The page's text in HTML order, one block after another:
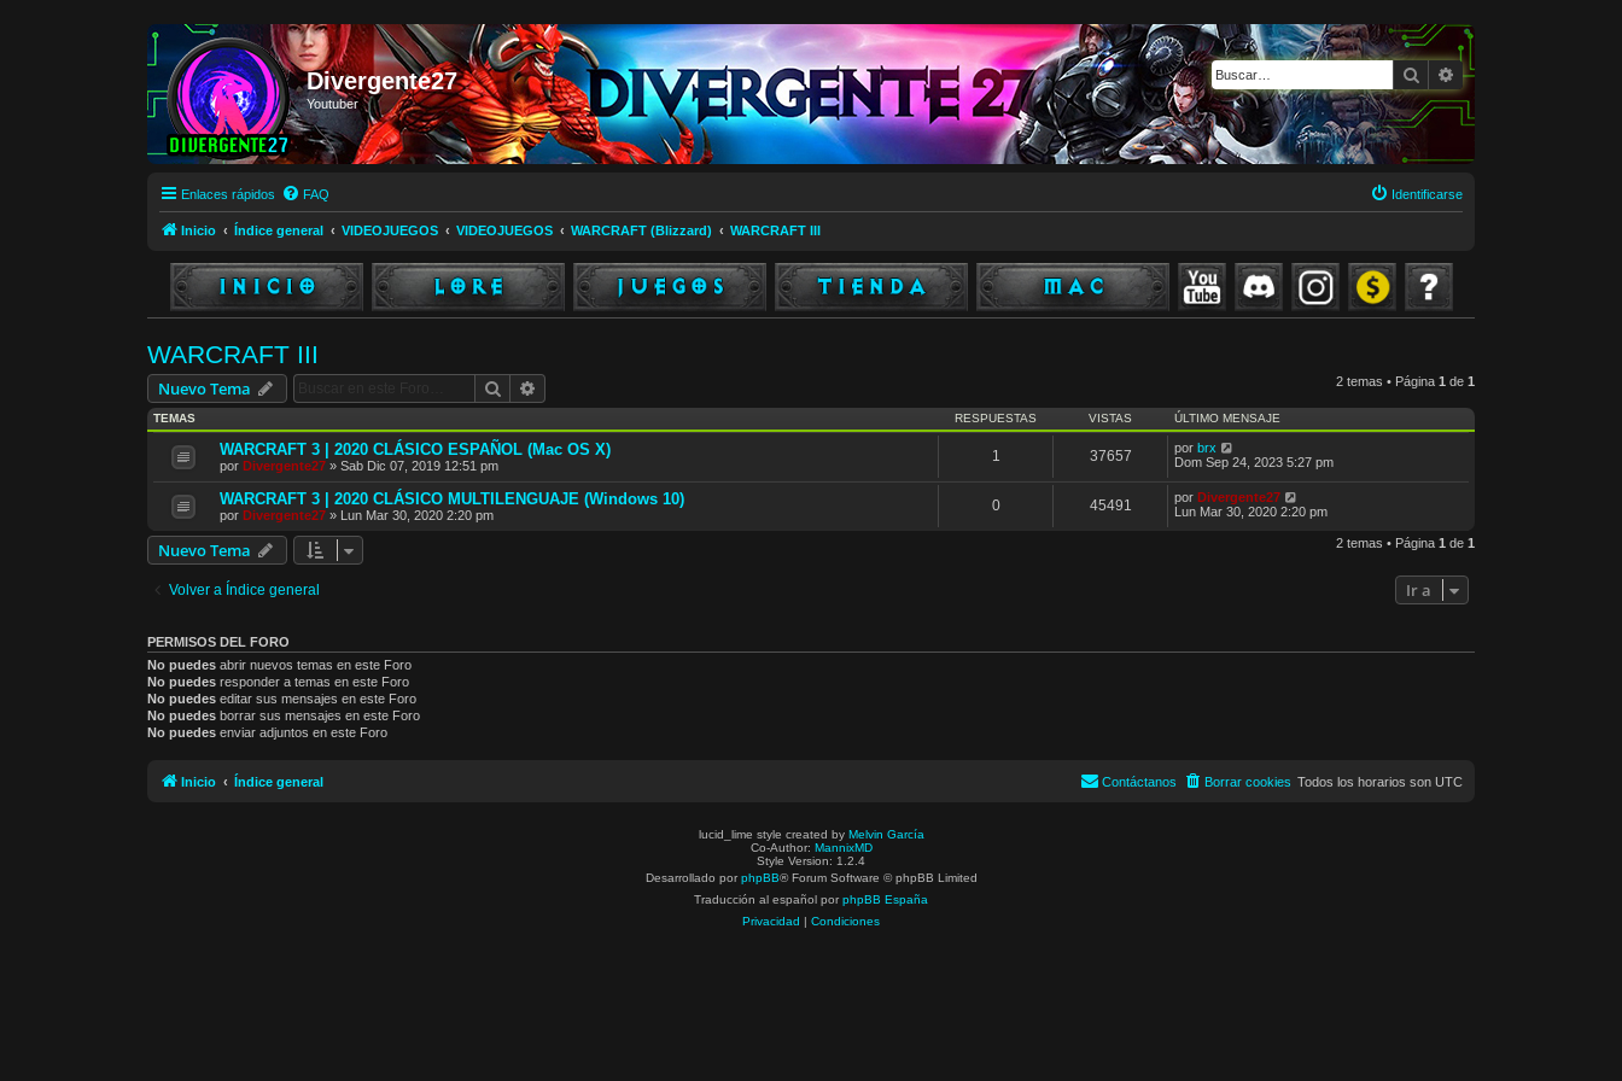
Divergente27
Youtuber
BuscarBúsqueda avanzada
Enlaces rápidos FAQ Identificarse
Inicio Índice general VIDEOJUEGOS VIDEOJUEGOS WARCRAFT (Blizzard) WARCRAFT III
WARCRAFT III
Nuevo Tema Buscar 2 temas • Página 1 de 1
TEMAS RESPUESTAS VISTAS ÚLTIMO MENSAJE
WARCRAFT 3 | 2020 CLÁSICO ESPAÑOL (Mac OS X)
por Divergente27 » Sab Dic 07, 2019 12:51 pm
1 37657 por brx
Dom Sep 24, 2023 5:27 pm
WARCRAFT 3 | 2020 CLÁSICO MULTILENGUAJE (Windows 10)
por Divergente27 » Lun Mar 30, 2020 2:20 pm
0 45491 por Divergente27
Lun Mar 30, 2020 2:20 pm
Nuevo Tema 2 temas • Página 1 de 1
Volver a Índice general Ir a
PERMISOS DEL FORO
No puedes abrir nuevos temas en este Foro
No puedes responder a temas en este Foro
No puedes editar sus mensajes en este Foro
No puedes borrar sus mensajes en este Foro
No puedes enviar adjuntos en este Foro
Inicio Índice general Todos los horarios son UTC
Borrar cookies
Contáctanos
lucid_lime style created by Melvin García
Co-Author: MannixMD
Style Version: 1.2.4
Desarrollado por phpBB® Forum Software © phpBB Limited
Traducción al español por phpBB España
Privacidad
Condiciones